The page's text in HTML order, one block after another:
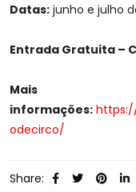
Datas: junho e julho
Entrada Gratuita –
Mais
informações:
odecirco/
Share: